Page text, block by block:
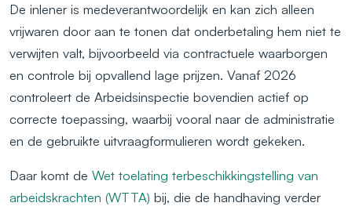
De inlener is medeverantwoordelijk en kan zich alleen
vrijwaren door aan te tonen dat onderbetaling hem niet te
verwijten valt, bijvoorbeeld via contractuele waarborgen
en controle bij opvallend lage prijzen. Vanaf 2026
controleert de Arbeidsinspectie bovendien actief op
correcte toepassing, waarbij vooral naar de administratie
en de gebruikte uitvraagformulieren wordt gekeken.
Daar komt de Wet toelating terbeschikkingstelling van
arbeidskrachten (WTTA) bij, die de handhaving verder